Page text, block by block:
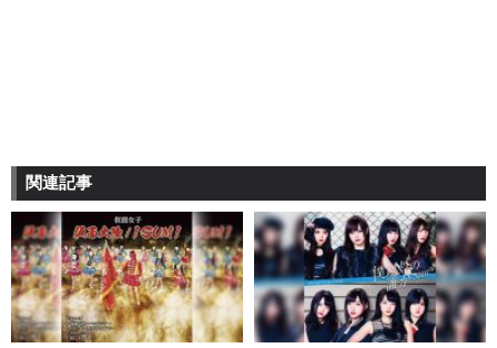
関連記事